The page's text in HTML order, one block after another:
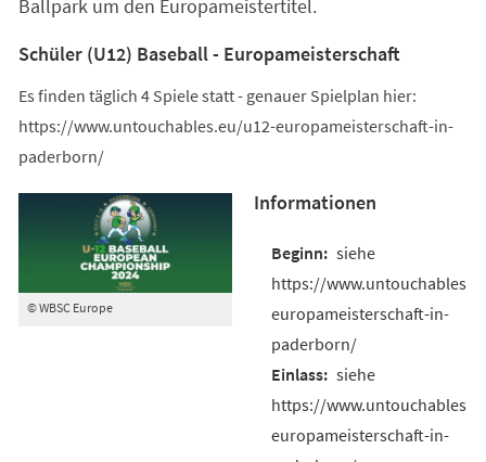
Ballpark um den Europameistertitel.
Schüler (U12) Baseball - Europameisterschaft
Es finden täglich 4 Spiele statt - genauer Spielplan hier:
https://www.untouchables.eu/u12-europameisterschaft-in-
paderborn/
© WBSC Europe
Informationen
siehe
https://
europameisterschaft-in-
paderborn/
siehe
https://
europameisterschaft-in-